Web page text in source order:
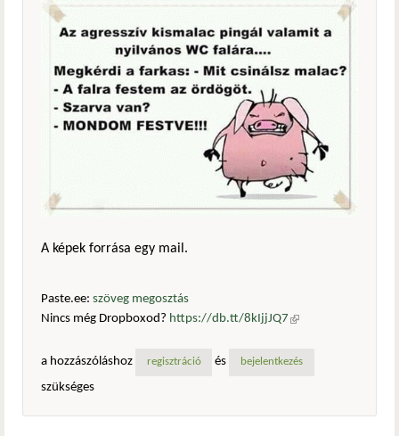
A képek forrása egy mail.
Paste.ee: szöveg megosztás
Nincs még Dropboxod? https://db.tt/8kIjjJQ7 (külső
a hozzászóláshoz
regisztráció és bejelentkezés
szükséges